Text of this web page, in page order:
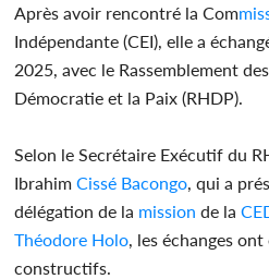
Après avoir rencontré la Com
Indépendante (CEI), elle a
2025, avec le Rassemblement
Démocratie et la Paix (RHDP).
Selon le Secrétaire Exécutif du
IbrahimCissé Bacongo , qui a
délégation de la mission de la
Théodore Holo , les échanges
constructifs.